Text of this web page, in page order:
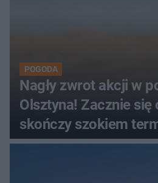
POGODA
Nagły zwrot akcji w
Olsztyna! Zacznie się
skończy szokiem